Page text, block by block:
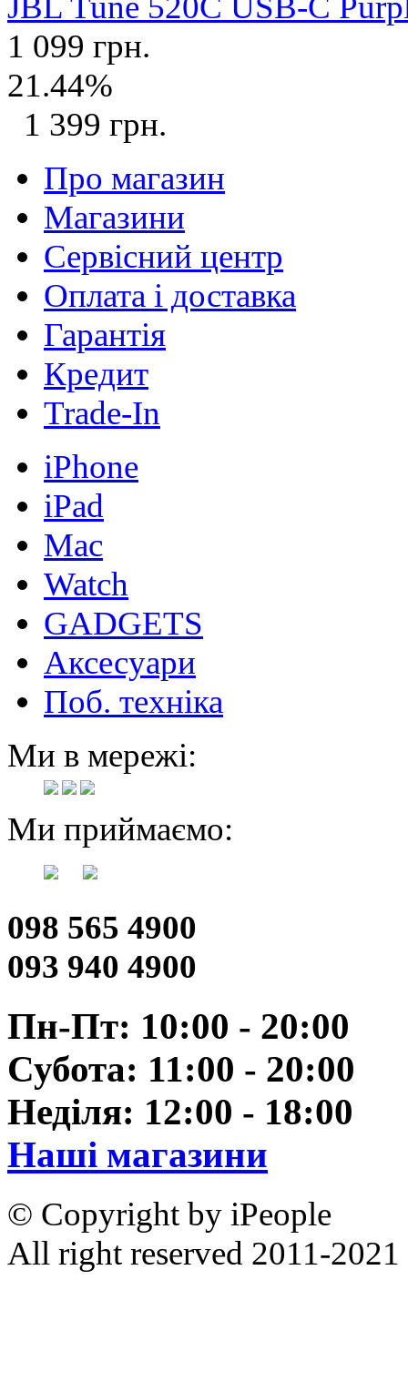
1 099 грн.
21.44%
1 399 грн.
Про магазин
Магазини
Сервісний центр
Оплата і доставка
Гарантія
Кредит
Trade-In
iPhone
iPad
Mac
Watch
GADGETS
Аксесуари
Поб. техніка
Ми в мережі:
Ми приймаємо:
098 565 4900
093 940 4900
Пн-Пт: 10:00 - 20:00
Субота: 11:00 - 20:00
Неділя: 12:00 - 18:00
Наші магазини
© Copyright by iPeople
All right reserved 2011-2021